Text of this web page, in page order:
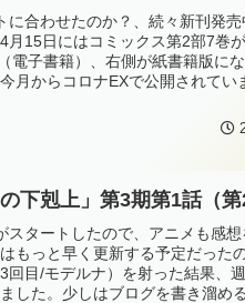
に合わせたのか？、続々新刊発
月15日にはコミックス第2部7巻
電子書籍）、右側が紙書籍版に
月からコロナEXで公開されてい
だと思いますが、Amazonだけ
下剋上」第3期第1話（
スタートしたので、アニメも感
もっと早く更新する予定だった
回目/モデルナ）を射った結果、
した。少しはブログを書き溜め